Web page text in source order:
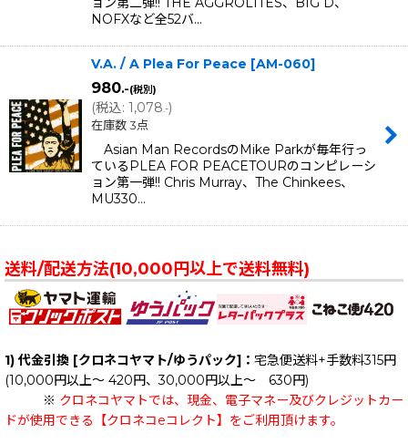
NOFXなど全52バ…
V.A. / A Plea For Peace [AM-060]
980.-(税別)
(税込: 1,078.-)
在庫数 3点
Asian Man RecordsのMike Parkが毎年行っ
ているPLEA FOR PEACETOURのコンピレーシ
ョン第一弾!! Chris Murray、The Chinkees、
MU330…
送料/配送方法(10,000円以上で送料無料)
1) 代金引換 [クロネコヤマト/ゆうパック]： 宅急便送料+手数料315円
(10,000円以上～ 420円、30,000円以上～ 630円)
※ クロネコヤマトでは、現金、電子マネー及びクレジットカー
ドが使用できる【クロネコeコレクト】をご利用頂けます。